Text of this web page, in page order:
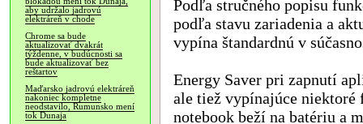
aby udržalo jadrovú
elektráreň v chode
Chrome sa bude
aktualizovať dvakrát
týždenne, v budúcnosti sa
bude aktualizovať bez
reštartov
Maďarsko jadrovú elektráreň
nakoniec kompletne
neodstavilo, Rumunsko mení
tok Dunaja
Podľa stručného popisu
podľa stavu zariadenia a
vypína štandardnú v
Energy Saver pri zapnutí
ale tiež vypínajúce
notebook beží na batériu a